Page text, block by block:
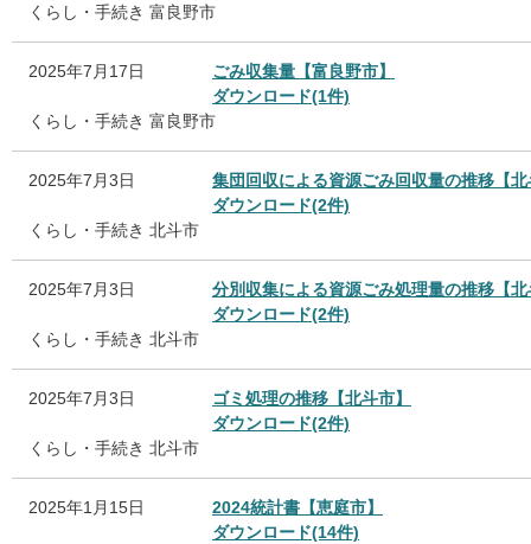
くらし・手続き 富良野市
2025年7月17日
ごみ収集量【富良野市】
ダウンロード(1件)
くらし・手続き 富良野市
2025年7月3日
集団回収による資源ごみ回収量の推移【
ダウンロード(2件)
くらし・手続き 北斗市
2025年7月3日
分別収集による資源ごみ処理量の推移【
ダウンロード(2件)
くらし・手続き 北斗市
2025年7月3日
ゴミ処理の推移【北斗市】
ダウンロード(2件)
くらし・手続き 北斗市
2025年1月15日
2024統計書【恵庭市】
ダウンロード(14件)